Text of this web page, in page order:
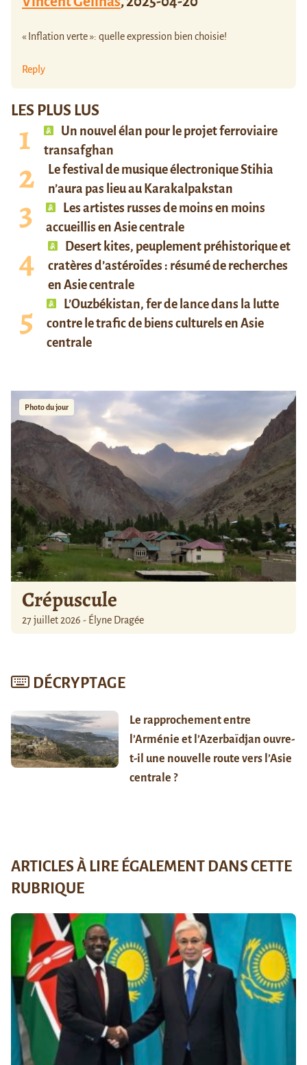
LES PLUS LUS
Un nouvel élan pour le projet ferroviaire
transafghan
Le festival de musique électronique Stihia
n’aura pas lieu au Karakalpakstan
Les artistes russes de moins en moins
accueillis en Asie centrale
Desert kites, peuplement préhistorique et
cratères d’astéroïdes : résumé de recherches
en Asie centrale
L’Ouzbékistan, fer de lance dans la lutte
contre le trafic de biens culturels en Asie
centrale
Photo du jour
Crépuscule
27 juillet 2026 - Élyne Dragée
DÉCRYPTAGE
Le rapprochement entre
l’Arménie et l’Azerbaïdjan ouvre-
t-il une nouvelle route vers l’Asie
centrale ?
« Inflation verte »: quelle expression bien choisie!
Reply
ARTICLES À LIRE ÉGALEMENT DANS CETTE
RUBRIQUE